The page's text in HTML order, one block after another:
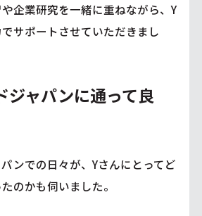
企業研究を一緒に重ねながら、Y
サポートさせていただきまし
ジャパンに通って良
ンでの日々が、Yさんにとってど
のかも伺いました。